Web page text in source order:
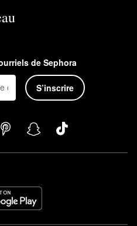
de Sephora
S’inscrire